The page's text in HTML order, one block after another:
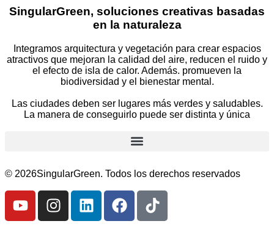
SingularGreen, soluciones creativas basadas
en la naturaleza
Integramos arquitectura y vegetación para crear espacios
atractivos que mejoran la calidad del aire, reducen el ruido y
el efecto de isla de calor. Además. promueven la
biodiversidad y el bienestar mental.
Las ciudades deben ser lugares más verdes y saludables.
La manera de conseguirlo puede ser distinta y única
© 2026SingularGreen. Todos los derechos reservados